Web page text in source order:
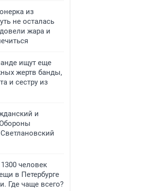
из
не осталась
жара и
ищут еще
жертв банды,
и сестру из
и
человек
в Петербурге
Где чаще всего?